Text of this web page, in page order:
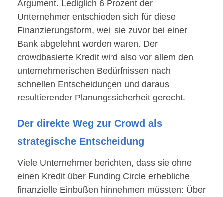
Argument. Lediglich 6 Prozent der
Unternehmer entschieden sich für diese
Finanzierungsform, weil sie zuvor bei einer
Bank abgelehnt worden waren. Der
crowdbasierte Kredit wird also vor allem den
unternehmerischen Bedürfnissen nach
schnellen Entscheidungen und daraus
resultierender Planungssicherheit gerecht.
Der direkte Weg zur Crowd als
strategische Entscheidung
Viele Unternehmer berichten, dass sie ohne
einen Kredit über Funding Circle erhebliche
finanzielle Einbußen hinnehmen müssten: Über